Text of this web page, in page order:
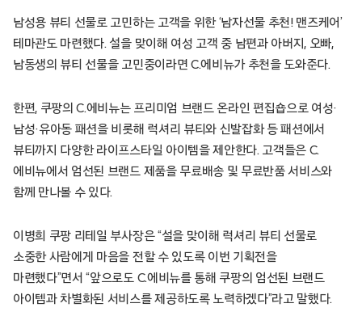
남성용 뷰티 선물로 고민하는 고객을 위한 ‘남자선물 추천! 맨즈케어’
테마관도 마련했다. 설을 맞이해 여성 고객 중 남편과 아버지, 오빠,
남동생의 뷰티 선물을 고민중이라면 C.에비뉴가 추천을 도와준다.
한편, 쿠팡의 C.에비뉴는 프리미엄 브랜드 온라인 편집숍으로 여성·
남성·유아동 패션을 비롯해 럭셔리 뷰티와 신발잡화 등 패션에서
뷰티까지 다양한 라이프스타일 아이템을 제안한다. 고객들은 C.
에비뉴에서 엄선된 브랜드 제품을 무료배송 및 무료반품 서비스와
함께 만나볼 수 있다.
이병희 쿠팡 리테일 부사장은 “설을 맞이해 럭셔리 뷰티 선물로
소중한 사람에게 마음을 전할 수 있도록 이번 기획전을
마련했다”면서 “앞으로도 C.에비뉴를 통해 쿠팡의 엄선된 브랜드
아이템과 차별화된 서비스를 제공하도록 노력하겠다”라고 말했다.